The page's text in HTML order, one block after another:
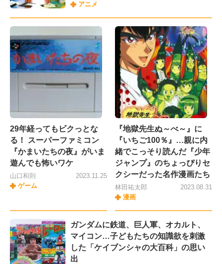
アニメ
29年経ってもビクっとな
る！ スーパーファミコン
『かまいたちの夜』がいま
遊んでも怖いワケ
山口和則
ゲーム
2023.11.25
『地獄先生ぬ～べ～』に
『いちご100％』…親に内
緒でこっそり読んだ『少年
ジャンプ』のちょっぴりセ
クシーだった名作漫画たち
林田祐太郎
漫画
2023.08.31
ガンダムに鉄道、巨人軍、オカルト、
マイコン…子どもたちの知識欲を刺激
した「ケイブンシャの大百科」の思い
出